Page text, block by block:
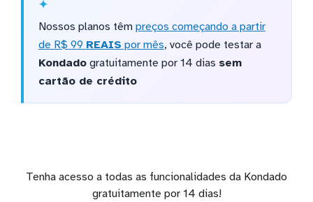
Nossos planos têm preços começando a partir
de R$ 99 REAIS por mês, você pode testar a
Kondadogratuitamente por 14 dias sem
cartão de crédito
Tenha acesso a todas as funcionalidades da Kondado
gratuitamente por 14 dias!